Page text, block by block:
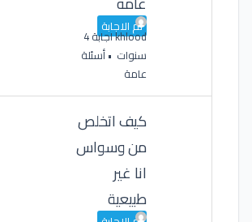
تم الاجابة
khlood
اجابة 4
سنوات •أسئلة
عامة
كيف اتخلص
من وسواس
انا غير
طبيعية